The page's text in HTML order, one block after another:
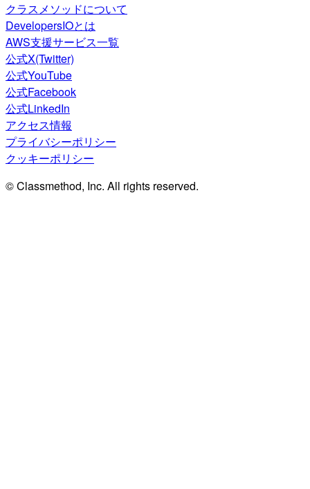
クラスメソッドについて
DevelopersIOとは
AWS支援サービス一覧
公式X(Twitter)
公式YouTube
公式Facebook
公式LinkedIn
アクセス情報
プライバシーポリシー
クッキーポリシー
© Classmethod, Inc. All rights reserved.